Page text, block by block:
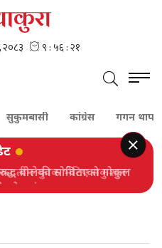
कांग्रेस गगन थापा
बोलेकी सोविताको गोकुल